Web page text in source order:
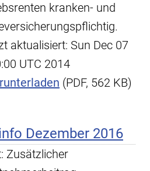
kranken- und
aktualisiert: Sun Dec 07
UTC 2014
(PDF, 562 KB)
Dezember 2016
Zusätzlicher